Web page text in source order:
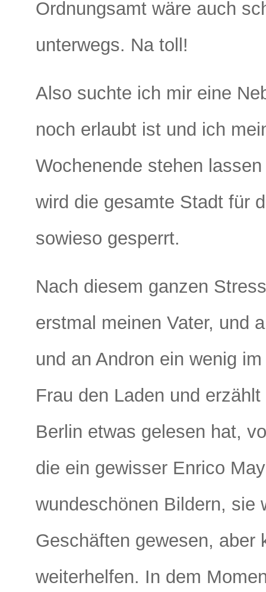
Ordnungsamt wäre auch
unterwegs. Na toll!
Also suchte ich mir eine
noch erlaubt ist und ich
Wochenende stehen
wird die gesamte Stadt für
sowieso gesperrt.
Nach diesem ganzen
erstmal meinen Vater, und
und an Andron ein wenig
Frau den Laden und
Berlin etwas gelesen hat,
die ein gewisser Enrico
wundeschönen Bildern, sie
Geschäften gewesen, aber
weiterhelfen. In dem